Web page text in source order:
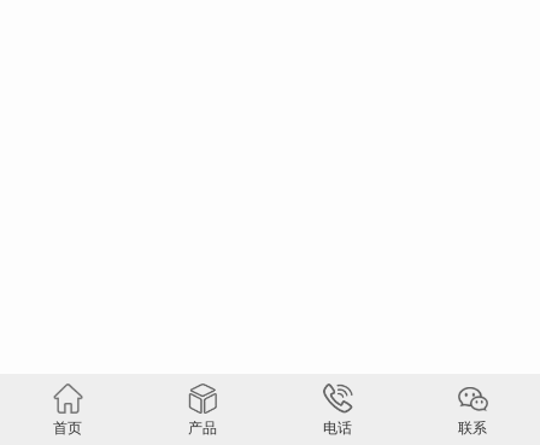
首页 产品 电话 联系